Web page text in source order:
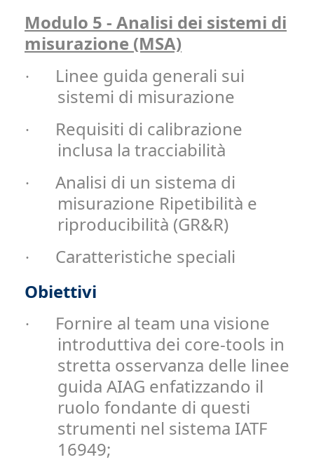
Modulo 5 - Analisi dei sistemi di
misurazione (MSA)
·
Linee guida generali sui
sistemi di misurazione
·
Requisiti di calibrazione
inclusa la tracciabilità
·
Analisi di un sistema di
misurazione Ripetibilità e
riproducibilità (GR&R)
·
Caratteristiche speciali
Obiettivi
·
Fornire al team una visione
introduttiva dei core-tools in
stretta osservanza delle linee
guida AIAG enfatizzando il
ruolo fondante di questi
strumenti nel sistema IATF
16949;